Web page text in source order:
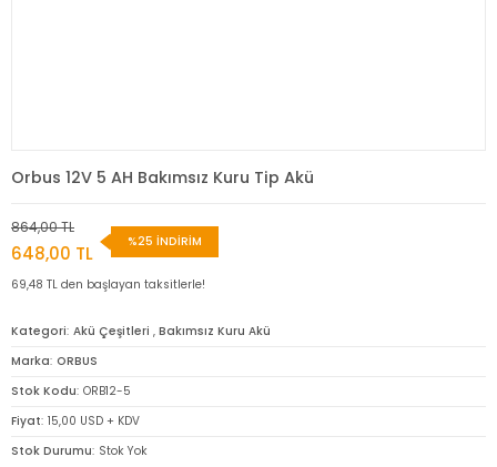
Orbus 12V 5 AH Bakımsız Kuru Tip Akü
864,00 TL
648,00 TL
%25 İNDİRİM
69,48 TL den başlayan taksitlerle!
Kategori Akü Çeşitleri , Bakımsız Kuru Akü
Marka ORBUS
Stok Kodu ORB12-5
Fiyat 15,00 USD + KDV
Stok Durumu Stok Yok